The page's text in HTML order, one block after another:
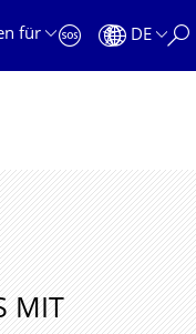
für DE
MIT